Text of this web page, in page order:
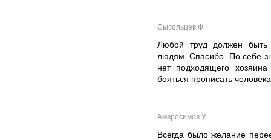
Сысольцев Ф.
Любой труд должен быть
людям. Спасибо. По себе
нет подходящего
бояться прописать
Амвросимов У.
Всегда было желание